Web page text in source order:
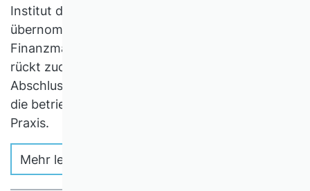
Institut der Wirtschaftsprüfer (IDW)
übernommen. Durch das
Finanzmarktintegritätsstärkungsgesetz (FISG)
rückt zudem die Qualitätssicherung bei
Abschlussprüfungen in den Fokus – ein Impuls für
die betriebswirtschaftliche Forschung und
Praxis.
Mehr lesen